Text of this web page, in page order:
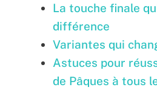
La touche finale
différence
Variantes qui
Astuces pour
de Pâques à tous